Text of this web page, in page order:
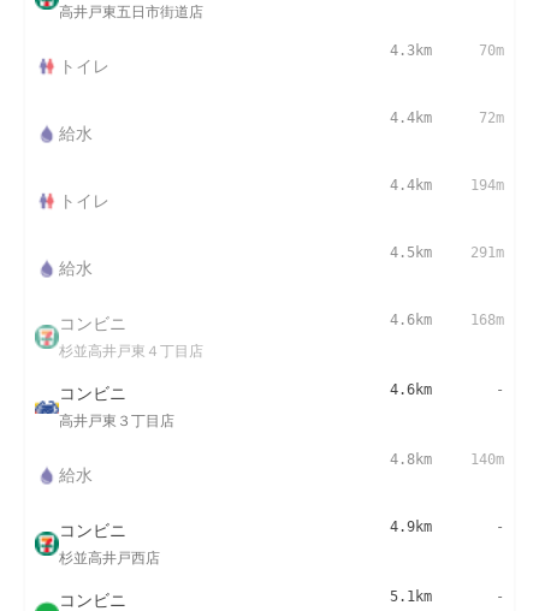
高井戸東五日市街道店
トイレ
4.3km 70m
給水
4.4km 72m
トイレ
4.4km 194m
給水
4.5km 291m
コンビニ
杉並高井戸東４丁目店
4.6km 168m
コンビニ
高井戸東３丁目店
4.6km -
給水
4.8km 140m
コンビニ
杉並高井戸西店
4.9km -
コンビニ 5.1km -